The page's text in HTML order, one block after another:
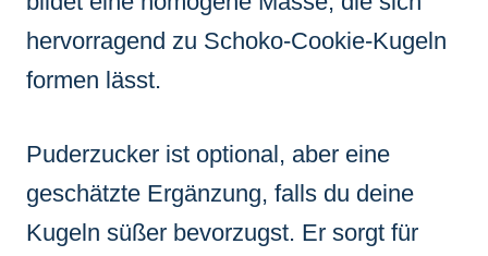
hervorragend zu Schoko-Cookie-Kugeln
formen lässt.
Puderzucker ist optional, aber eine
geschätzte Ergänzung, falls du deine
Kugeln süßer bevorzugst. Er sorgt für